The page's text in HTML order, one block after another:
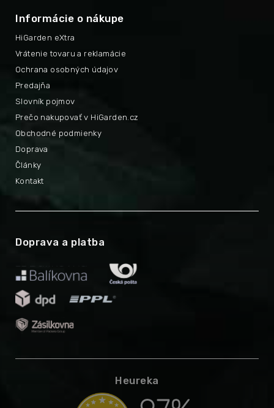
Informácie o nákupe
HiGarden eXtra
Prečo nakupovať v HiGarden.cz
Vrátenie tovaru a reklamácie
Obchodné podmienky
Ochrana osobných údajov
Doprava
Predajňa
Články
Slovník pojmov
Kontakt
Doprava a platba
Heureka